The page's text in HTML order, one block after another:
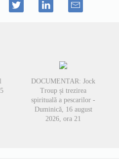
DOCUMENTAR: Jock
Troup și trezirea
spirituală a pescarilor -
Duminică, 16 august
2026, ora 21